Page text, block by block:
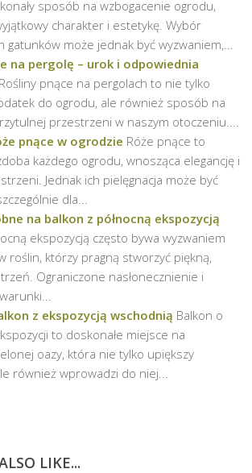
sposób na wzbogacenie ogrodu,
charakter i estetykę. Wybór
może jednak być wyzwaniem,...
na pergolę – urok i odpowiednia
Rośliny pnące na pergolach to nie tylko
do ogrodu, ale również sposób na
przestrzeni w naszym otoczeniu....
pnące w ogrodzie Róże pnące to
każdego ogrodu, wnosząca elegancję i
Jednak ich pielęgnacja może być
dla...
na balkon z północną ekspozycją
ekspozycją często bywa wyzwaniem
roślin, którzy pragną stworzyć piękną,
Ograniczone nasłonecznienie i
z ekspozycją wschodnią Balkon o
to doskonałe miejsce na
oazy, która nie tylko upiększy
również wprowadzi do niej...
LIKE...